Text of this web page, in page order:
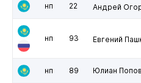
нп 22 Андрей
нп 93 Евгений
нп 89 Юлиан